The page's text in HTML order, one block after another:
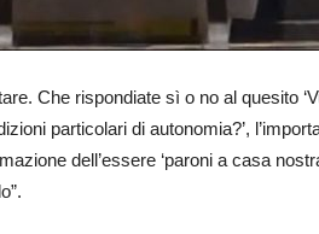
Che rispondiate sì o no al quesito
particolari di autonomia?’,
dell’essere ‘paroni a casa